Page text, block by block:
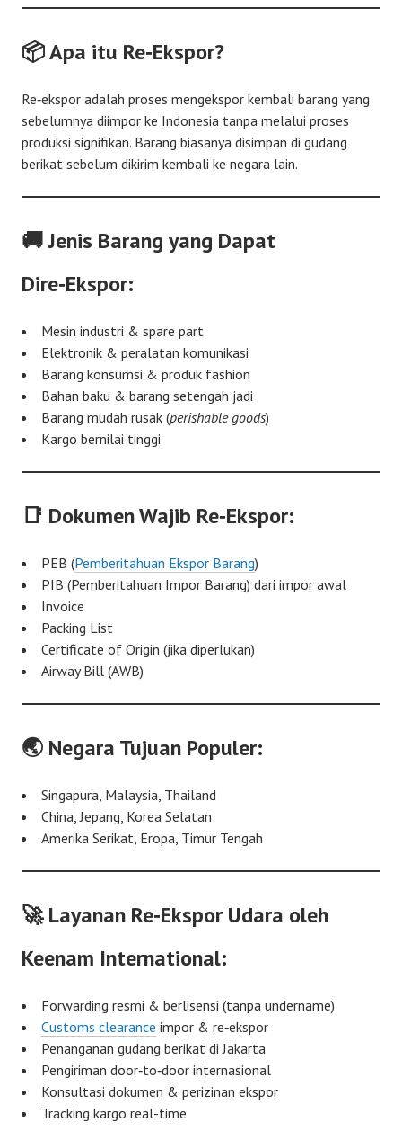
📦 Apa itu Re‑Ekspor?
Re‑ekspor adalah proses mengekspor kembali barang yang
sebelumnya diimpor ke Indonesia tanpa melalui proses
produksi signifikan. Barang biasanya disimpan di gudang
berikat sebelum dikirim kembali ke negara lain.
🚚 Jenis Barang yang Dapat
Dire‑Ekspor:
Mesin industri & spare part
Elektronik & peralatan komunikasi
Barang konsumsi & produk fashion
Bahan baku & barang setengah jadi
Barang mudah rusak (perishable goods)
Kargo bernilai tinggi
📑 Dokumen Wajib Re‑Ekspor:
PEB (Pemberitahuan Ekspor Barang)
PIB (Pemberitahuan Impor Barang) dari impor awal
Invoice
Packing List
Certificate of Origin (jika diperlukan)
Airway Bill (AWB)
🌏 Negara Tujuan Populer:
Singapura, Malaysia, Thailand
China, Jepang, Korea Selatan
Amerika Serikat, Eropa, Timur Tengah
🚀 Layanan Re‑Ekspor Udara oleh
Keenam International:
Forwarding resmi & berlisensi (tanpa undername)
Customs clearance impor & re‑ekspor
Penanganan gudang berikat di Jakarta
Pengiriman door‑to‑door internasional
Konsultasi dokumen & perizinan ekspor
Tracking kargo real-time